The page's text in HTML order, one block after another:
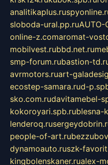
analitikaplus.ru
sloboda-ural.pp.ruAUTO-
online-z.comaromat-
mobilvest.rubbd.net.ru
smp-forum.rubastion-
avrmotors.ruart-
ecostep-samara.rud-
sko.com.rudavitamebel-
kokoroyari.spb.rublesna-
lenderoq.ru
people-of-art.ru
dynamoauto.ruszk-
kingbolenskaner.rualex-